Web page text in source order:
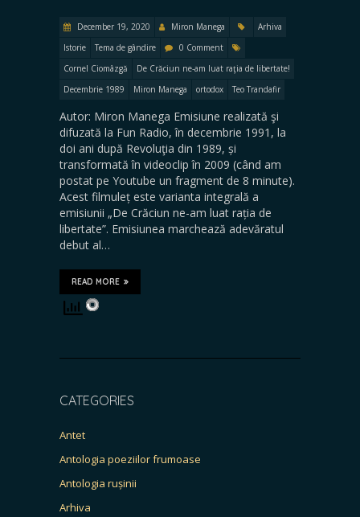
December 19, 2020 Miron Manega
Arhiva
Istorie
Tema de gândire
0 Comment
Cornel Ciomâzgă
De Crăciun ne-am luat raţia de libertate!
Decembrie 1989
Miron Manega ortodox Teo Trandafir
Autor: Miron Manega Emisiune realizată şi
difuzată la Fun Radio, în decembrie 1991, la
doi ani după Revoluţia din 1989, și
transformată în videoclip în 2009 (când am
postat pe Youtube un fragment de 8 minute).
Acest filmuleț este varianta integrală a
emisiunii „De Crăciun ne-am luat rația de
libertate”. Emisiunea marchează adevăratul
debut al…
READ MORE
CATEGORIES
Antet
Antologia poeziilor frumoase
Antologia rușinii
Arhiva